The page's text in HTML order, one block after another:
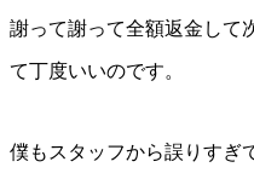
謝って謝って全額返金して
て丁度いいのです。
僕もスタッフから誤りすぎ